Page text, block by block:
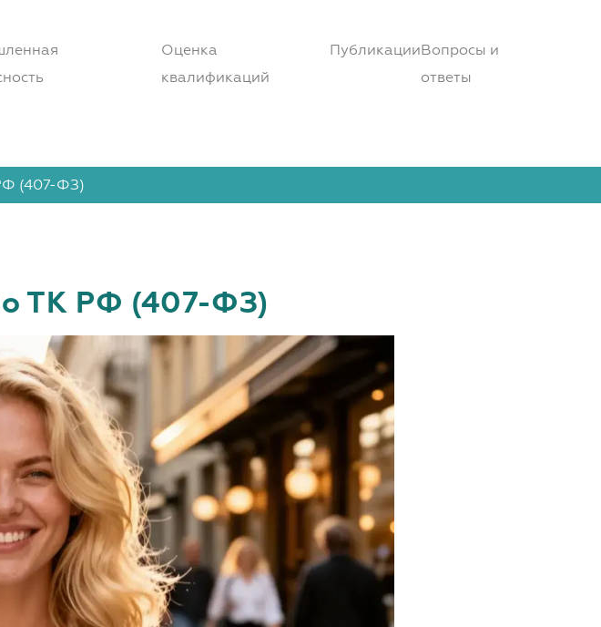
Оценка
квалификаций
ПубликацииВопросы и
ответы
(407-ФЗ)
ТК РФ (407-ФЗ)